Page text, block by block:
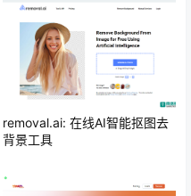
removal.ai: 在线AI智能抠图去
背景工具